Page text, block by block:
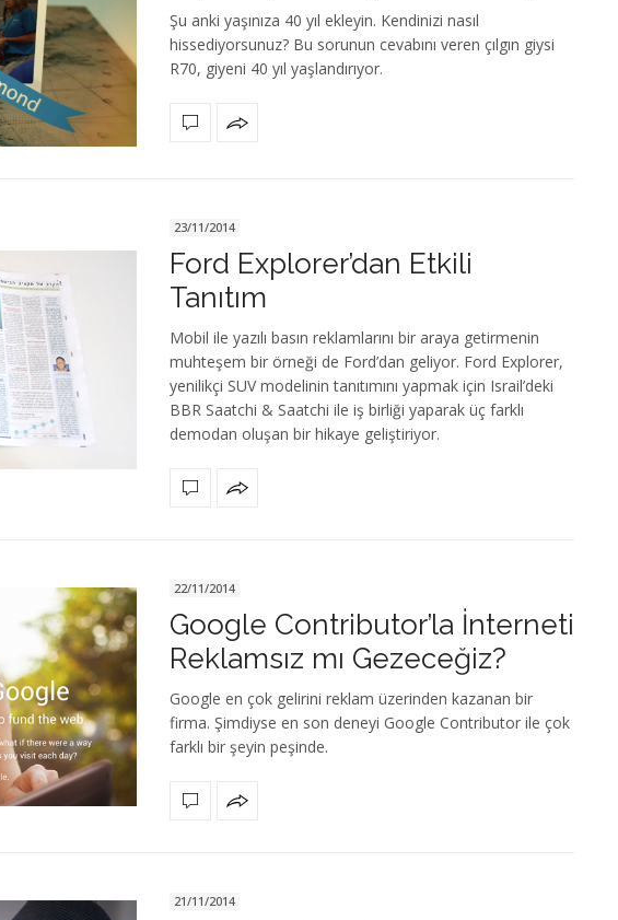
Şu anki yaşınıza 40 yıl ekleyin. Kendinizi nasıl
hissediyorsunuz? Bu sorunun cevabını veren çılgın giysi
R70, giyeni 40 yıl yaşlandırıyor.
23/11/2014
Ford Explorer’dan Etkili
Tanıtım
Mobil ile yazılı basın reklamlarını bir araya getirmenin
muhteşem bir örneği de Ford’dan geliyor. Ford Explorer,
yenilikçi SUV modelinin tanıtımını yapmak için Israil’deki
BBR Saatchi & Saatchi ile iş birliği yaparak üç farklı
demodan oluşan bir hikaye geliştiriyor.
22/11/2014
Google Contributor’la İnterneti
Reklamsız mı Gezeceğiz?
Google en çok gelirini reklam üzerinden kazanan bir
firma. Şimdiyse en son deneyi Google Contributor ile çok
farklı bir şeyin peşinde.
21/11/2014